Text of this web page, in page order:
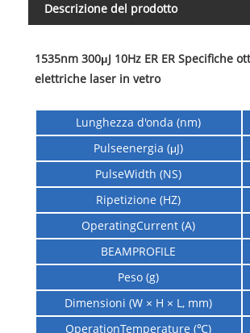
Descrizione del prodotto
1535nm 300μJ 10Hz ER ER Specifiche
elettriche laser in vetro
Lunghezza d'onda (nm)
Pulseenergia (μJ)
PulseWidth (NS)
Ripetizione (HZ)
OperatingCurrent (A)
BEAMPROFILE
Peso (g)
Dimensioni (W × H × L, mm)
OperationTemperature (℃)